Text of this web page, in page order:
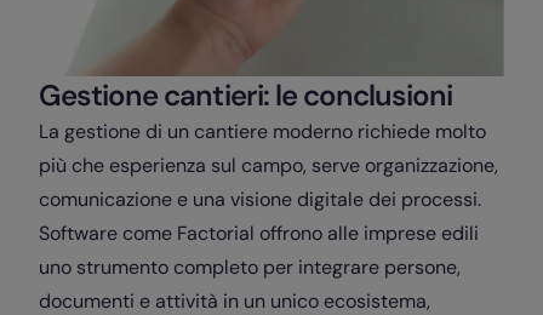
Gestione cantieri: le conclusioni
La gestione di un cantiere moderno richiede molto
più che esperienza sul campo, serve organizzazione,
comunicazione e una visione digitale dei processi.
Software come Factorial offrono alle imprese edili
uno strumento completo per integrare persone,
documenti e attività in un unico ecosistema,